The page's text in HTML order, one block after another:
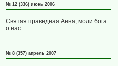
№ 12 (336) июнь 2006
Святая праведная Анна, моли бога
о нас
№ 8 (357) апрель 2007